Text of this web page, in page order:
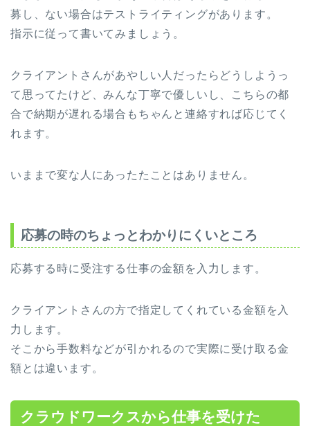
募し、ない場合はテストライティングがあります。
指示に従って書いてみましょう。
クライアントさんがあやしい人だったらどうしようっ
て思ってたけど、みんな丁寧で優しいし、こちらの都
合で納期が遅れる場合もちゃんと連絡すれば応じてく
れます。
いままで変な人にあったたことはありません。
応募の時のちょっとわかりにくいところ
応募する時に受注する仕事の金額を入力します。
クライアントさんの方で指定してくれている金額を入
力します。
そこから手数料などが引かれるので実際に受け取る金
額とは違います。
クラウドワークスから仕事を受けた